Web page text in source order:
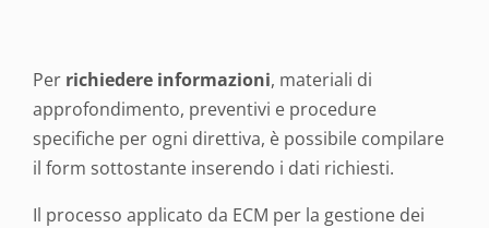
Per richiedere informazioni, materiali di
approfondimento, preventivi e procedure
specifiche per ogni direttiva, è possibile compilare
il form sottostante inserendo i dati richiesti.
Il processo applicato da ECM per la gestione dei